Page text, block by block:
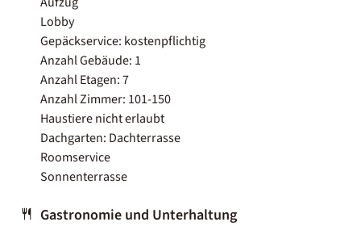
Lobby
Gepäckservice: kostenpflichtig
Anzahl Gebäude: 1
Anzahl Etagen: 7
Anzahl Zimmer: 101-150
Haustiere nicht erlaubt
Dachgarten: Dachterrasse
Roomservice
Sonnenterrasse
Gastronomie und Unterhaltung